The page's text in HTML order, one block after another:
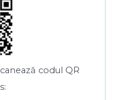
codul QR